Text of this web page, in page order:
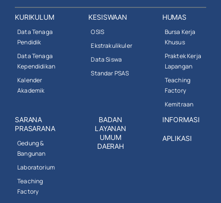
KURIKULUM
Data Tenaga
Pendidik
Data Tenaga
Kependidikan
Kalender
Akademik
KESISWAAN
OSIS
Ekstrakulikuler
Data Siswa
Standar PSAS
HUMAS
Bursa Kerja
Khusus
Praktek Kerja
Lapangan
Teaching
Factory
Kemitraan
SARANA
PRASARANA
Gedung &
Bangunan
Laboratorium
Teaching
Factory
BADAN
LAYANAN
UMUM
DAERAH
INFORMASI
APLIKASI